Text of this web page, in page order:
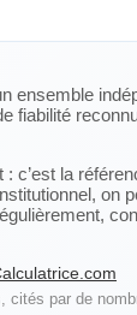
ensemble
fiabilité
c’est la
on
par de